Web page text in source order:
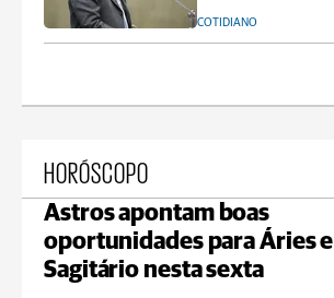
COTIDIANO
HORÓSCOPO
Astros apontam boas
oportunidades para Áries e
Sagitário nesta sexta